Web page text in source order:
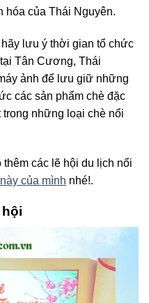
hóa của Thái Nguyên.
lưu ý thời gian tổ chức
Tân Cương, Thái
ảnh để lưu giữ những
các sản phẩm chè đặc
những loại chè nổi
thêm các lẽ hội du lịch nổi
của mình nhé!.